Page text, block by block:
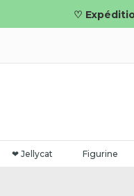
♡
❤ Jellycat Figurine